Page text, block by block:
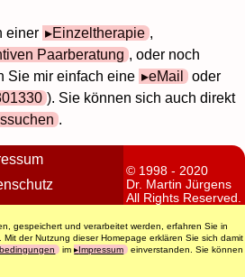
einer Einzeltherapie ,
Paarberatung , oder noch
Sie mir einfach eine
eMail
oder
). Sie können sich auch direkt
.
© 1998 - 2020
Dr. Martin Jürgens
All Rights Reserved.
gespeichert und verarbeitet werden, erfahren Sie in
. Mit der Nutzung dieser Homepage erklären Sie sich damit
im Impressum
einverstanden. Sie können